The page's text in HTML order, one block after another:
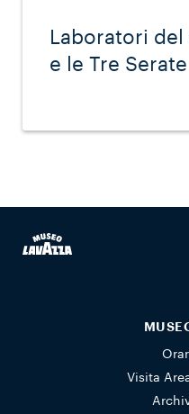
Laboratori del
e le Tre
Visita